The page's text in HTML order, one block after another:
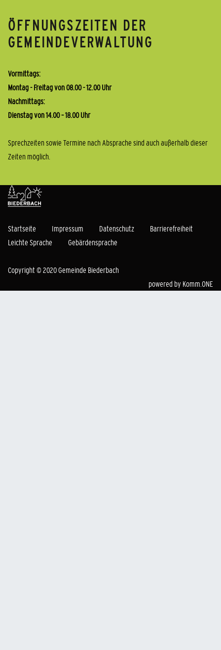
ÖFFNUNGSZEITEN DER
GEMEINDEVERWALTUNG
Vormittags:
Montag - Freitag von 08.00 - 12.00 Uhr
Nachmittags:
Dienstag von 14.00 – 18.00 Uhr
Sprechzeiten sowie Termine nach Absprache sind auch außerhalb dieser
Zeiten möglich.
Startseite Impressum Datenschutz
Barrierefreiheit
Leichte Sprache
Gebärdensprache
Copyright © 2020 Gemeinde Biederbach
powered by Komm.ONE